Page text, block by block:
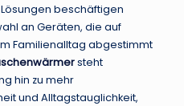
beschäftigen
an Geräten, die auf
Familienalltag abgestimmt
steht
hin zu mehr
und Alltagstauglichkeit,